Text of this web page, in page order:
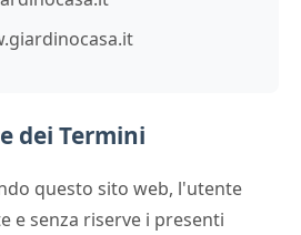
dei Termini
questo sito web, l'utente
e senza riserve i presenti